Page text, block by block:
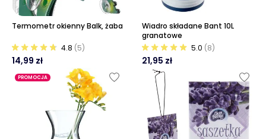
Termometr okienny Balk, żaba
4.8 (5)
14,99 zł
Wiadro składane Bant 10L
granatowe
5.0 (8)
21,95 zł
PROMOCJA